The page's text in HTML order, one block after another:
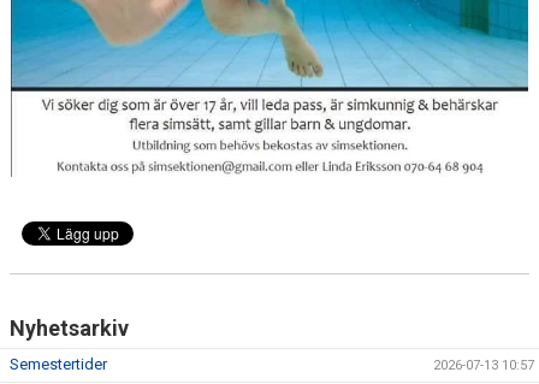
Nyhetsarkiv
Semestertider 2026-07-13 10:57